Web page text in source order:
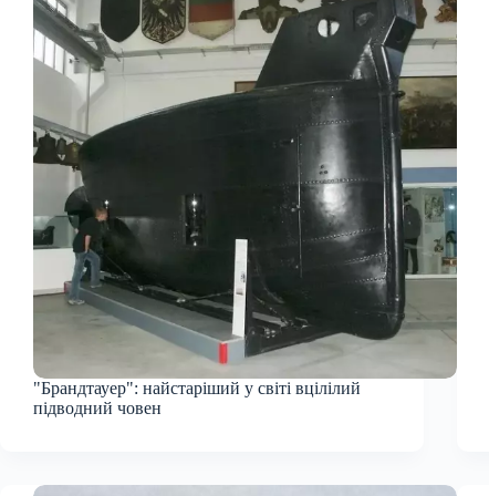
"Брандтауер": найстаріший у світі вцілілий
підводний човен